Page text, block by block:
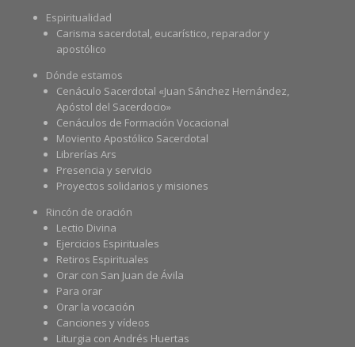
Espiritualidad
Carisma sacerdotal, eucarístico, reparador y
apostólico
Dónde estamos
Cenáculo Sacerdotal «Juan Sánchez Hernández,
Apóstol del Sacerdocio»
Cenáculos de Formación Vocacional
Moviento Apostólico Sacerdotal
Librerías Ars
Presencia y servicio
Proyectos solidarios y misiones
Rincón de oración
Lectio Divina
Ejercicios Espirituales
Retiros Espirituales
Orar con San Juan de Ávila
Para orar
Orar la vocación
Canciones y vídeos
Liturgia con Andrés Huertas